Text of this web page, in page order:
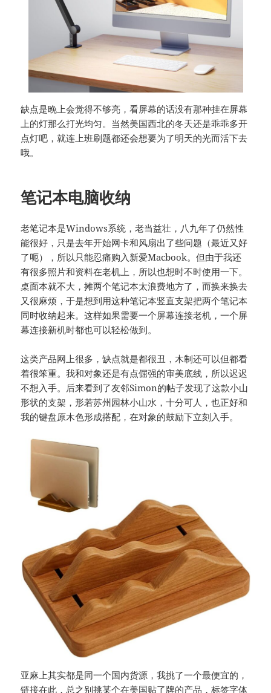
缺点是晚上会觉得不够亮，看屏幕的话没有那种挂在屏幕
上的灯那么打光均匀。当然美国西北的冬天还是乖乖多开
点灯吧，就连上班刷题都还会想要为了明天的光而活下去
哦。
笔记本电脑收纳
老笔记本是Windows系统，老当益壮，八九年了仍然性
能很好，只是去年开始网卡和风扇出了些问题（最近又好
了呃），所以只能忍痛购入新爱Macbook。但由于我还
有很多照片和资料在老机上，所以也想时不时使用一下。
桌面本就不大，摊两个笔记本太浪费地方了，而换来换去
又很麻烦，于是想到用这种笔记本竖直支架把两个笔记本
同时收纳起来。这样如果需要一个屏幕连接老机，一个屏
幕连接新机时都也可以轻松做到。
这类产品网上很多，缺点就是都很丑，木制还可以但都看
着很笨重。我和对象还是有点倔强的审美底线，所以迟迟
不想入手。后来看到了友邻Simon的帖子发现了这款小山
形状的支架，形若苏州园林小山水，十分可人，也正好和
我的键盘原木色形成搭配，在对象的鼓励下立刻入手。
亚麻上其实都是同一个国内货源，我挑了一个最便宜的，
链接在此 ，总之别挑某个在美国贴了牌的产品，标签字体